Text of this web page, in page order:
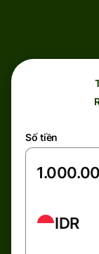
Số tiền
IDR